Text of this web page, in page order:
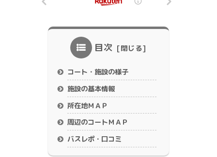
目次
コート・施設の様子
施設の基本情報
所在地ＭＡＰ
周辺のコートＭＡＰ
バスレポ・口コミ